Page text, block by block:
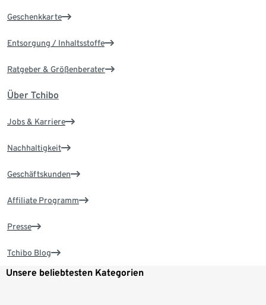
Geschenkkarte
Entsorgung / Inhaltsstoffe
Ratgeber & Größenberater
Über Tchibo
Jobs & Karriere
Nachhaltigkeit
Geschäftskunden
Affiliate Programm
Presse
Tchibo Blog
Unsere beliebtesten Kategorien